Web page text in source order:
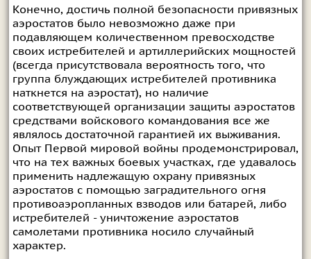
Конечно, достичь полной безопасности привязных
аэростатов было невозможно даже при
подавляющем количественном превосходстве
своих истребителей и артиллерийских мощностей
(всегда присутствовала вероятность того, что
группа блуждающих истребителей противника
наткнется на аэростат), но наличие
соответствующей организации защиты аэростатов
средствами войскового командования все же
являлось достаточной гарантией их выживания.
Опыт Первой мировой войны продемонстрировал,
что на тех важных боевых участках, где удавалось
применить надлежащую охрану привязных
аэростатов с помощью заградительного огня
противоаэропланных взводов или батарей, либо
истребителей - уничтожение аэростатов
самолетами противника носило случайный
характер.